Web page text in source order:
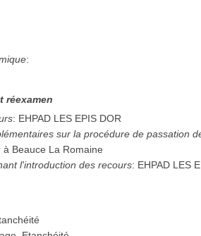
:
réexamen
: EHPAD LES EPIS DOR
sur la procédure de passation
Beauce La Romaine
l'introduction des recours: EHPAD LES